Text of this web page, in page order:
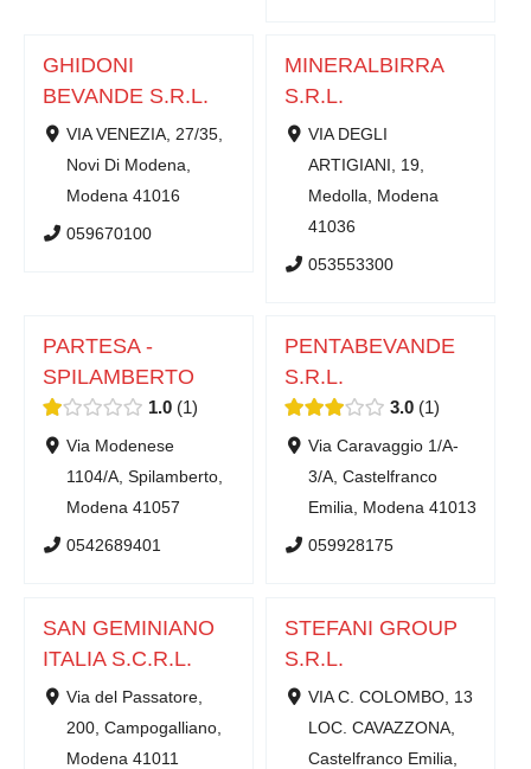
GHIDONI
BEVANDE S.R.L.
VIA VENEZIA, 27/35,
Novi Di Modena,
Modena 41016
059670100
MINERALBIRRA
S.R.L.
VIA DEGLI
ARTIGIANI, 19,
Medolla, Modena
41036
053553300
PARTESA -
SPILAMBERTO
1.0 1
Via Modenese
1104/A, Spilamberto,
Modena 41057
0542689401
PENTABEVANDE
S.R.L.
3.0 1
Via Caravaggio 1/A-
3/A, Castelfranco
Emilia, Modena 41013
059928175
SAN GEMINIANO
ITALIA S.C.R.L.
Via del Passatore,
200, Campogalliano,
Modena 41011
STEFANI GROUP
S.R.L.
VIA C. COLOMBO, 13
LOC. CAVAZZONA,
Castelfranco Emilia,